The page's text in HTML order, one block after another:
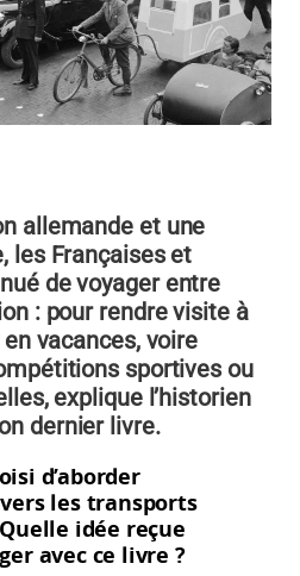
allemande et une
les Françaises et
de voyager entre
: pour rendre visite à
vacances, voire
sportives ou
explique l’historien
dernier livre.
d’aborder
les transports
idée reçue
avec ce livre ?